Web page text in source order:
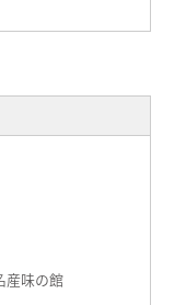
産味の館